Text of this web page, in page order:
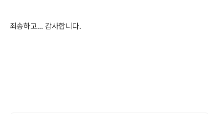
죄송하고... 감사합니다.